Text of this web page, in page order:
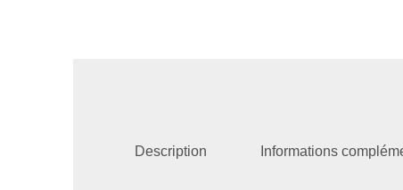
Description Informations